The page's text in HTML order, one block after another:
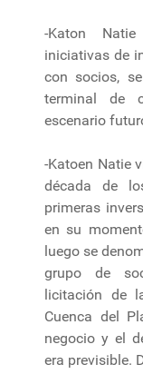
-Katon
iniciativas de
con socios,
terminal de
escenario
-Katoen Natie
década de
primeras
en su
luego se
grupo de
licitación de
Cuenca del
negocio y el
era previsible.